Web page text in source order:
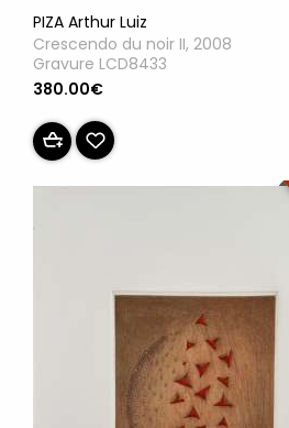
PIZA Arthur Luiz
Crescendo du noir II, 2008
Gravure LCD8433
380.00€